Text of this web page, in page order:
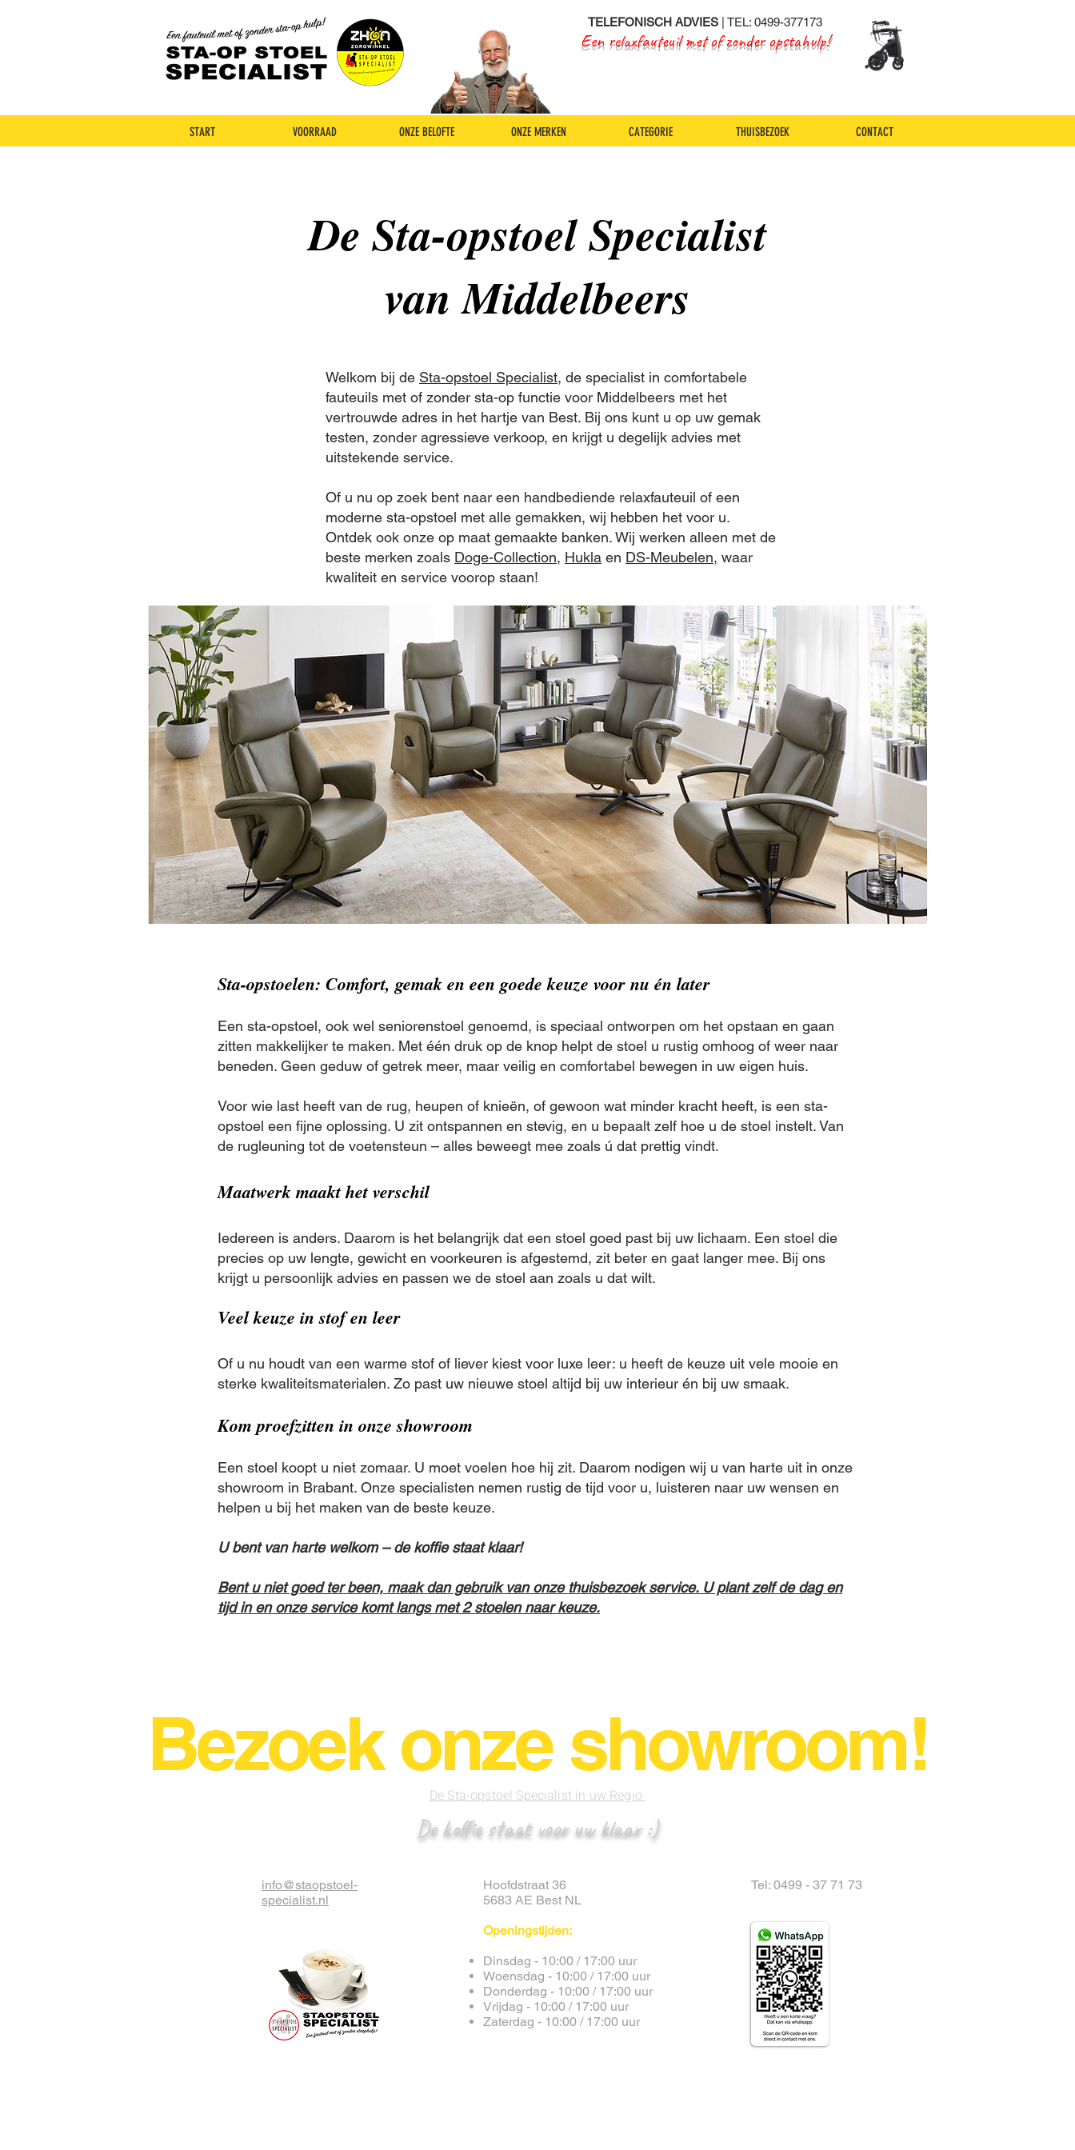
TELEFONISCH ADVIES | TEL: 0499-377173
Een relaxfauteuil met of zonder opstahulp!
START VOORRAAD ONZE BELOFTE ONZE MERKEN CATEGORIE THUISBEZOEK CONTACT
De Sta-opstoel Specialist
van Middelbeers
Welkom bij de Sta-opstoel Specialist, de specialist in comfortabele
fauteuils met of zonder sta-op functie voor Middelbeers met het
vertrouwde adres in het hartje van Best. Bij ons kunt u op uw gemak
testen, zonder agressieve verkoop, en krijgt u degelijk advies met
uitstekende service.
Of u nu op zoek bent naar een handbediende relaxfauteuil of een
moderne sta-opstoel met alle gemakken, wij hebben het voor u.
Ontdek ook onze op maat gemaakte banken. Wij werken alleen met de
beste merken zoals Doge-Collection, Hukla en DS-Meubelen, waar
kwaliteit en service voorop staan!
Sta-opstoelen: Comfort, gemak en een goede keuze voor nu én later
Een sta-opstoel, ook wel seniorenstoel genoemd, is speciaal ontworpen om het opstaan en gaan
zitten makkelijker te maken. Met één druk op de knop helpt de stoel u rustig omhoog of weer naar
beneden. Geen geduw of getrek meer, maar veilig en comfortabel bewegen in uw eigen huis.
Voor wie last heeft van de rug, heupen of knieën, of gewoon wat minder kracht heeft, is een sta-
opstoel een fijne oplossing. U zit ontspannen en stevig, en u bepaalt zelf hoe u de stoel instelt. Van
de rugleuning tot de voetensteun – alles beweegt mee zoals ú dat prettig vindt.
Maatwerk maakt het verschil
Iedereen is anders. Daarom is het belangrijk dat een stoel goed past bij uw lichaam. Een stoel die
precies op uw lengte, gewicht en voorkeuren is afgestemd, zit beter en gaat langer mee. Bij ons
krijgt u persoonlijk advies en passen we de stoel aan zoals u dat wilt.
Veel keuze in stof en leer
Of u nu houdt van een warme stof of liever kiest voor luxe leer: u heeft de keuze uit vele mooie en
sterke kwaliteitsmaterialen. Zo past uw nieuwe stoel altijd bij uw interieur én bij uw smaak.
Kom proefzitten in onze showroom
Een stoel koopt u niet zomaar. U moet voelen hoe hij zit. Daarom nodigen wij u van harte uit in onze
showroom in Brabant. Onze specialisten nemen rustig de tijd voor u, luisteren naar uw wensen en
helpen u bij het maken van de beste keuze.
U bent van harte welkom – de koffie staat klaar!
Bent u niet goed ter been, maak dan gebruik van onze thuisbezoek service. U plant zelf de dag en
tijd in en onze service komt langs met 2 stoelen naar keuze.
Bezoek onze showroom!
De Sta-opstoel Specialist in uw Regio
De koffie staat voor uw klaar :)
info@staopstoel-
specialist.nl
Hoofdstraat 36
5683 AE Best NL
Openingstijden:
Dinsdag - 10:00 / 17:00 uur
Woensdag - 10:00 / 17:00 uur
Donderdag - 10:00 / 17:00 uur
Vrijdag - 10:00 / 17:00 uur
Zaterdag - 10:00 / 17:00 uur
Tel: 0499 - 37 71 73